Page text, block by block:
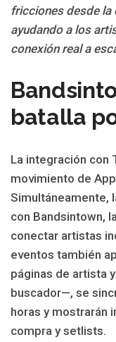
fricciones desde la
ayudando a los
conexión real a
batalla
La integración con
movimiento de
Simultáneamente,
con Bandsintown,
conectar artistas
eventos también
páginas de artista
buscador—, se
horas y mostrarán
compra y setlists.